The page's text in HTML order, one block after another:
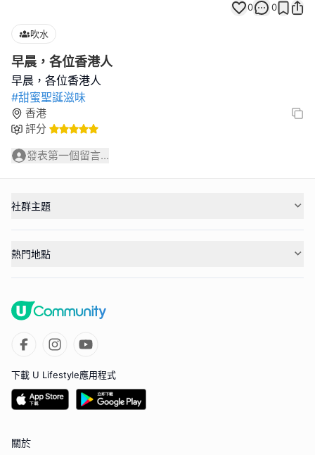
0 0
吹水
早晨，各位香港人
#甜蜜聖誕滋味
香港
評分
發表第一個留言...
社群主題
熱門地點
下載 U Lifestyle應用程式
關於